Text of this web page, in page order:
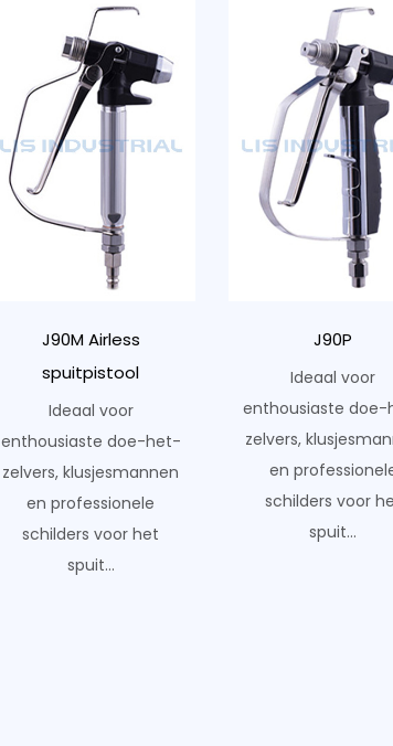
J90M Airless
spuitpistool
Ideaal voor
enthousiaste doe-het-
zelvers, klusjesmannen
en professionele
schilders voor het
spuit...
J90P
Ideaal voor
enthousiaste
zelvers,
en
schilders voor
spuit...